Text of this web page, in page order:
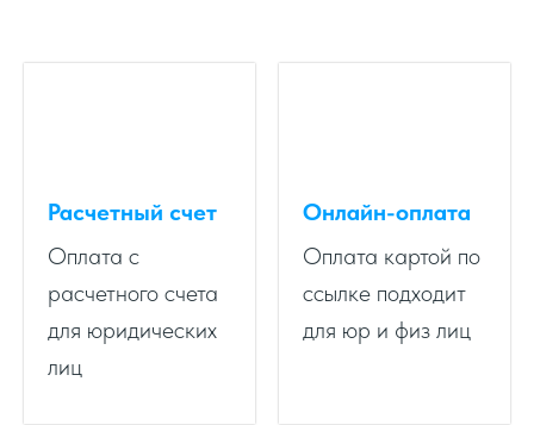
Расчетный счет
Оплата с
расчетного счета
для юридических
лиц
Онлайн-оплата
Оплата картой по
ссылке подходит
для юр и физ лиц